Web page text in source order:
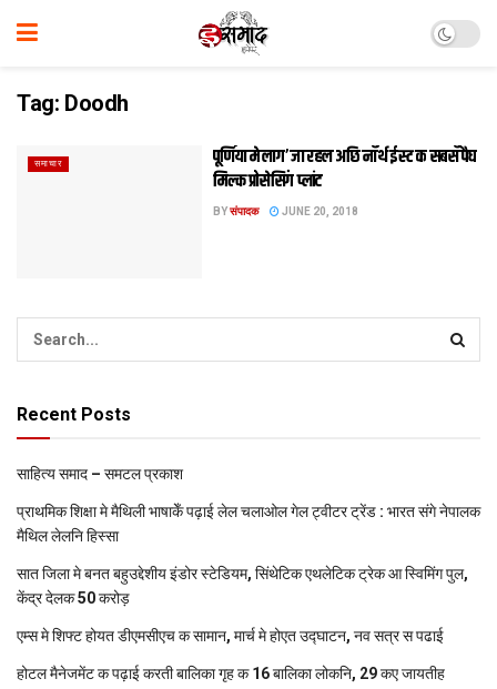
Tag: Doodh
समाचार
पूर्णिया मे लाग’ जा रहल अछि नॉर्थ ईस्ट क सबसँ पैघ
मिल्क प्रोसेसिंग प्लांट
BYसंपादक JUNE 20, 2018
Recent Posts
साहित्य समाद – समटल प्रकाश
प्राथमिक शि‍क्षा मे मैथि‍ली भाषाकेँ पढ़ाई लेल चलाओल गेल ट्वीटर ट्रेंड : भारत संगे नेपालक
मैथिल लेलनि हिस्सा
सात जिला मे बनत बहुउद्देशीय इंडोर स्‍टेडि‍यम, सिंथेटिक एथलेटिक ट्रेक आ स्विमिंग पुल,
केंद्र देलक 50 करोड़
एम्स मे शिफ्ट होयत डीएमसीएच क सामान, मार्च मे होएत उद्घाटन, नव सत्र स पढाई
होटल मैनेजमेंट क पढ़ाई करती बालिका गृह क 16 बालिका लोकनि, 29 कए जायतीह